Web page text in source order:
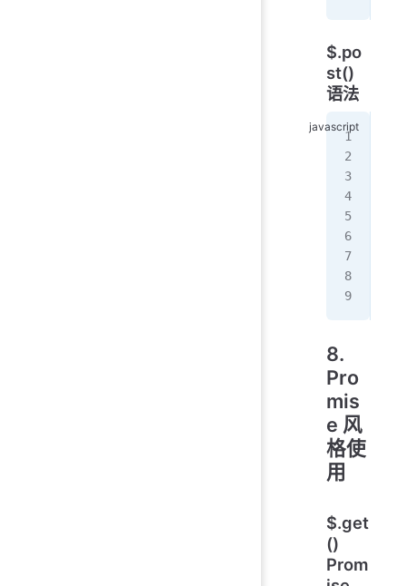
$.po
st()
语法
8.
Pro
mis
e 风
格使
用
$.get
()
Prom